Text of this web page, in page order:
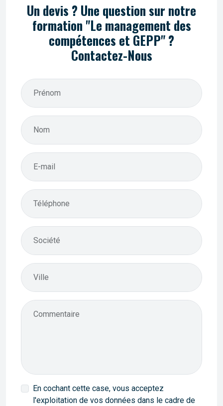
Un devis ? Une question sur notre
formation "Le management des
compétences et GEPP" ?
Contactez-Nous
Prénom
Nom
E-mail
Téléphone
Société
Ville
Commentaire
En cochant cette case, vous acceptez
l'exploitation de vos données dans le cadre de